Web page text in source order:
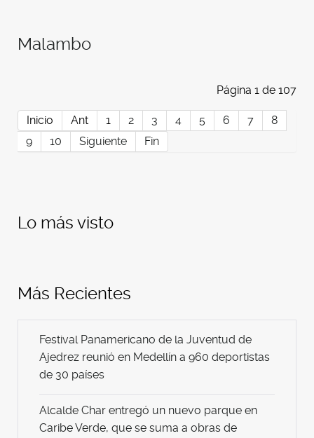
Malambo
Página 1 de 107
Inicio Ant 1 2 3 4 5 6 7
8
9
10 Siguiente Fin
Lo más visto
Más Recientes
Festival Panamericano de la Juventud de
Ajedrez reunió en Medellín a 960 deportistas
de 30 países
Alcalde Char entregó un nuevo parque en
Caribe Verde, que se suma a obras de